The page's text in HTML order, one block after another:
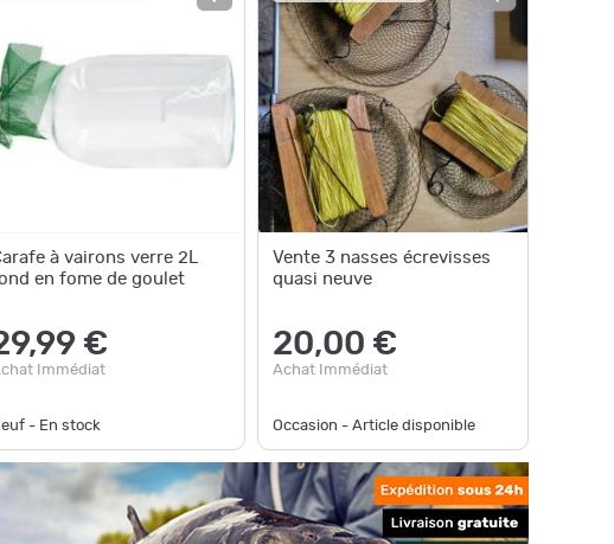
à vairons verre 2L
en fome de goulet
€
Immédiat
- En stock
Vente 3 nasses écrevisses
quasi neuve
20,00 €
Achat Immédiat
Occasion - Article disponible